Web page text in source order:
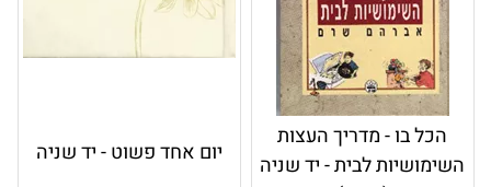
הכל בו - מדריך העצות
השימושיות לבית - יד שניה
יום אחד פשוט - יד שניה